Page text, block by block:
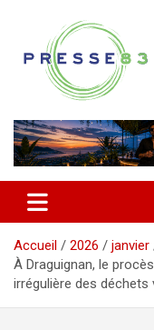
contenu
Presse 83
Accueil 2026 janvier
À Draguignan, le
irrégulière des déchets